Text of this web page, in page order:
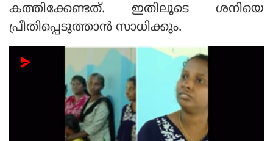
കത്തിക്കേണ്ടത്. ഇതിലൂടെ ശനിയെ
പ്രീതിപ്പെടുത്താന്‍ സാധിക്കും.